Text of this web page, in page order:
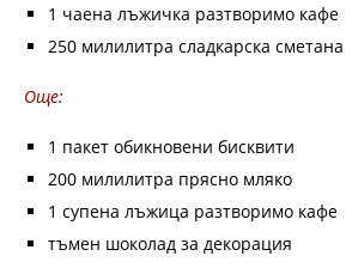
1 чаена лъжичка разтворимо кафе
250 милилитра сладкарска сметана
Още:
1 пакет обикновени бисквити
200 милилитра прясно мляко
1 супена лъжица разтворимо кафе
тъмен шоколад за декорация